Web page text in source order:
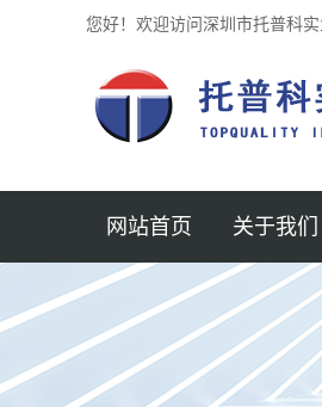
您好！欢迎访问深圳市托普科实
网站首页 关于我们
公司简介
新闻中心
企业文化